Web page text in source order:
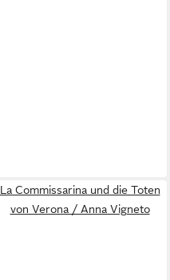
La Commissarina und die Toten
von Verona / Anna Vigneto